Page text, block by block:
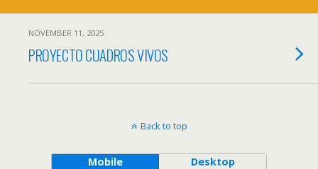
NOVEMBER 11, 2025
PROYECTO CUADROS VIVOS
Back to top
Mobile Desktop